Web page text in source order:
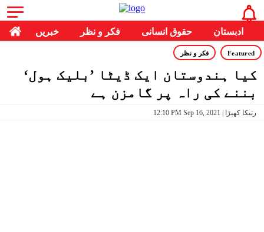
خبریں فکر و نظر حقوق انسانی ادبستان
Featured فکر و نظر
کیا ہندوستان ایک ڈیٹا ’بلیک ہول‘
بننے کی راہ پر گامزن ہے
12:10 PM Sep 16, 2021 | رتیکا کھیڑا